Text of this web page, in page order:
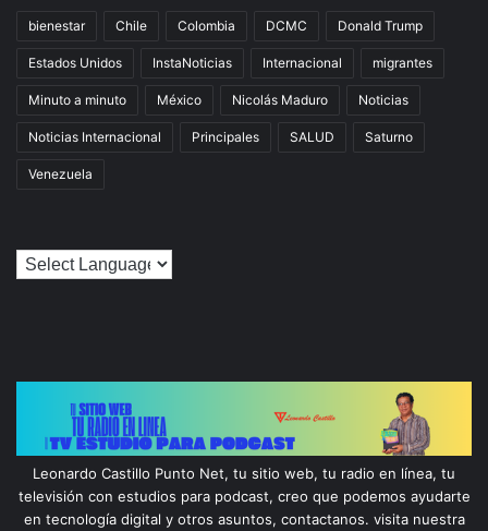
bienestar Chile Colombia DCMC Donald Trump
Estados Unidos InstaNoticias Internacional migrantes
Minuto a minuto México Nicolás Maduro Noticias
Noticias Internacional Principales SALUD Saturno
Venezuela
Leonardo Castillo Punto Net, tu sitio web, tu radio en línea, tu
televisión con estudios para podcast, creo que podemos ayudarte
en tecnología digital y otros asuntos, contactanos. visita nuestra